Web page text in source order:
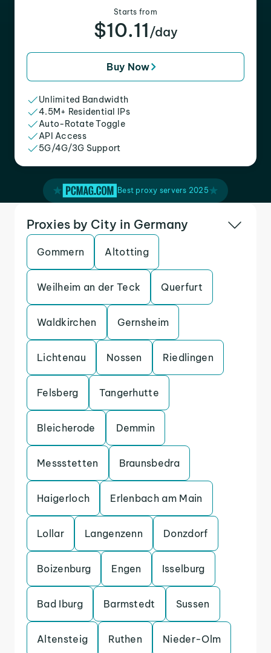
Starts from
$10.11 /day
Buy Now
Unlimited Bandwidth
4.5M+ Residential IPs
Auto-Rotate Toggle
API Access
5G/4G/3G Support
Best proxy servers 2025
Proxies by City in Germany
Gommern Altotting
Weilheim an der Teck Querfurt
Waldkirchen Gernsheim
Lichtenau Nossen Riedlingen
Felsberg Tangerhutte
Bleicherode Demmin
Messstetten Braunsbedra
Haigerloch Erlenbach am Main
Lollar Langenzenn Donzdorf
Boizenburg Engen Isselburg
Bad Iburg Barmstedt Sussen
Altensteig Ruthen Nieder-Olm